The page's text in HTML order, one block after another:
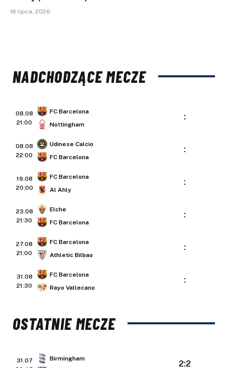
18 lipca, 2026
NADCHODZĄCE MECZE
08.08
21:00
FC Barcelona
Nottingham
:
08.08
22:00
Udinese Calcio
FC Barcelona
:
19.08
20:00
FC Barcelona
Al Ahly
:
23.08
21:30
Elche
FC Barcelona
:
27.08
21:00
FC Barcelona
Athletic Bilbao
:
31.08
21:30
FC Barcelona
Rayo Vallecano
:
OSTATNIE MECZE
31.07
Birmingham
2:2